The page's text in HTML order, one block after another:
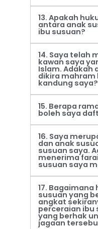
13. Apakah
antara anak
ibu susuan?
14. Saya telah
kawan saya
Islam. Adakah
dikira
kandung saya?
15. Berapa
boleh saya
16. Saya
dan anak
susuan saya.
menerima
susuan saya
17. Bagaimana
susuan yang
angkat
perceraian ibu
yang berhak
jagaan